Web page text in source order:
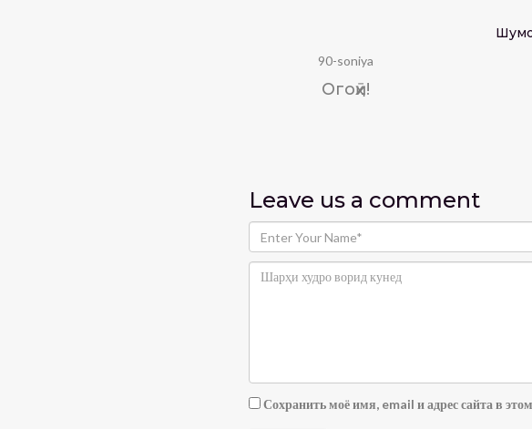
90-soniya
Огоҳӣ!
Leave us a comment
Сохранить моё имя, email и адрес сайта в